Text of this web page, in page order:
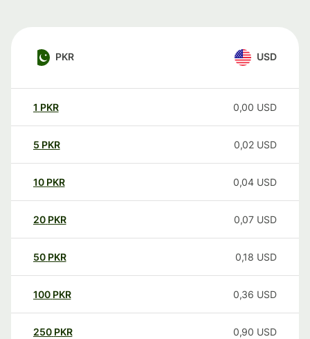
PKR USD
1 PKR 0,00 USD
5 PKR 0,02 USD
10 PKR 0,04 USD
20 PKR 0,07 USD
50 PKR 0,18 USD
100 PKR 0,36 USD
250 PKR 0,90 USD